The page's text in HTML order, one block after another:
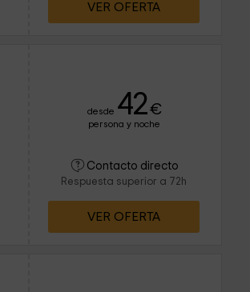
VER OFERTA
desde 42€
persona y noche
Contacto directo
Respuesta superior a 72h
VER OFERTA